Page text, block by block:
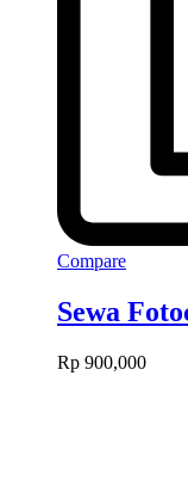
Compare
Sewa
Rp 900,000